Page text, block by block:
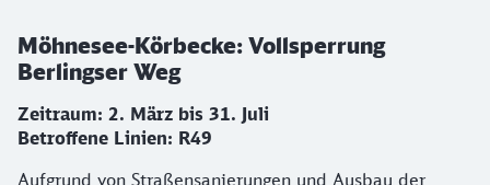
Möhnesee-Körbecke: Vollsperrung
Berlingser Weg
Zeitraum: 2. März bis 31. Juli
Betroffene Linien: R49
Aufgrund von Straßensanierungen und Ausbau der